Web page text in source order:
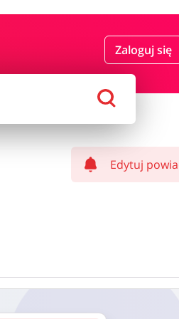
Zaloguj się
Edytuj
oraz może być naliczony od